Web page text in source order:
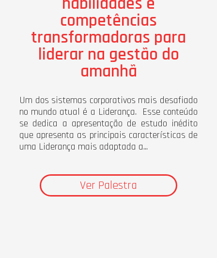
competências
transformadoras para
liderar na gestão do
amanhã
Um dos sistemas corporativos mais desafiado
no mundo atual é a Liderança. Esse conteúdo
se dedica a apresentação de estudo inédito
que apresenta as principais características de
uma Liderança mais adaptada a...
Ver Palestra